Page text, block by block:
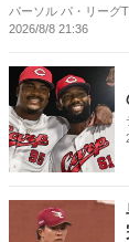
パーソル パ・リーグ
2026/8/8 21:36